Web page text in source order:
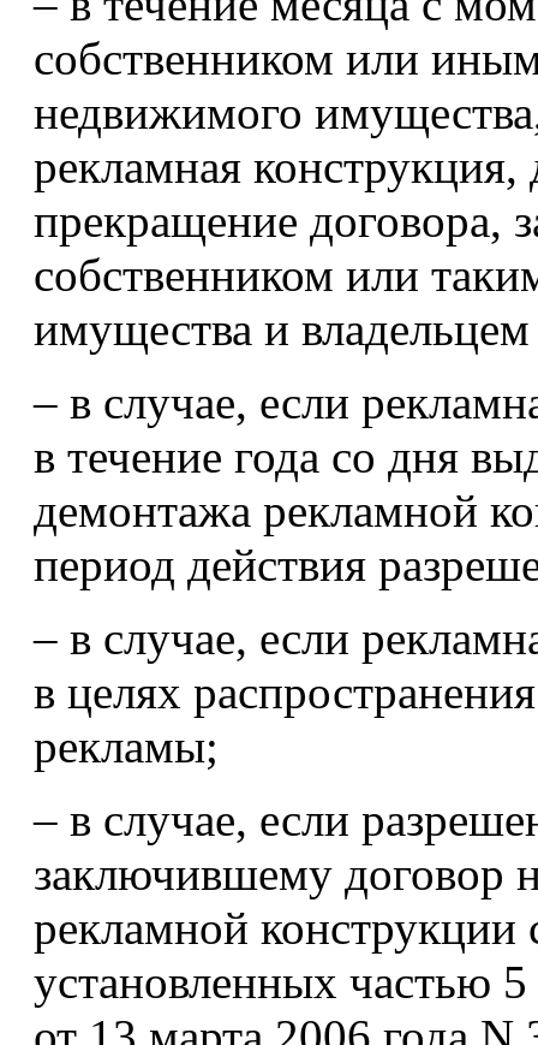
собственником или
недвижимого
рекламная
прекращение договора,
собственником или
имущества и
– в случае, если
в течение года со дня
демонтажа рекламной
период действия
– в случае, если
в целях
рекламы;
– в случае, если
заключившему договор
рекламной
установленных частью 5